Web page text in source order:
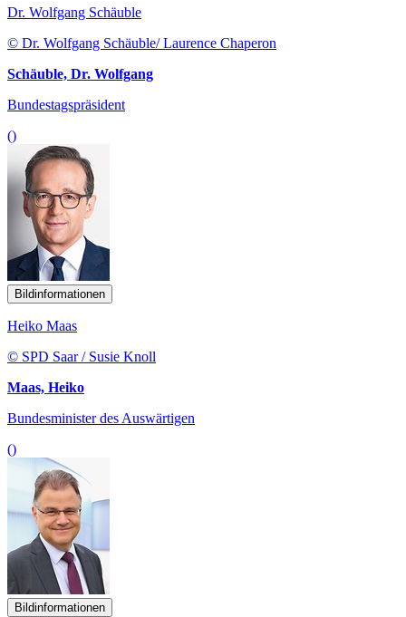
Dr. Wolfgang Schäuble
© Dr. Wolfgang Schäuble/ Laurence Chaperon
Schäuble, Dr. Wolfgang
Bundestagspräsident
()
Bildinformationen
Heiko Maas
© SPD Saar / Susie Knoll
Maas, Heiko
Bundesminister des Auswärtigen
()
Bildinformationen